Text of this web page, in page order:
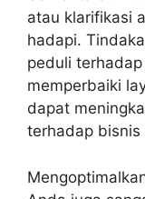
atau klarifikasi
hadapi.
peduli
memperbaiki
dapat
terhadap bisnis